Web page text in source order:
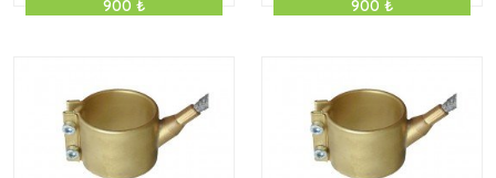
900 ₺ 900 ₺